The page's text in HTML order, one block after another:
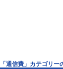
「通信費」カテゴリ